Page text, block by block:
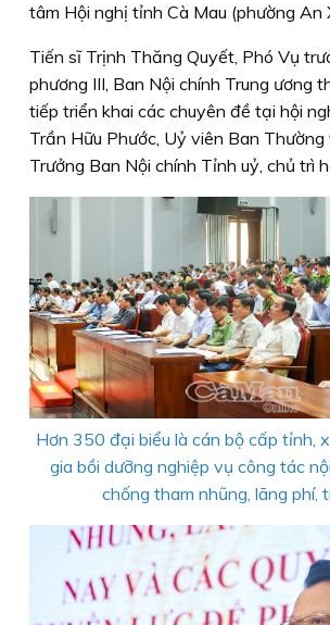
tâm Hội nghị tỉnh Cà Mau (phường An
Tiến sĩ Trịnh Thăng Quyết, Phó Vụ
phương III, Ban Nội chính Trung ương
tiếp triển khai các chuyên đề tại hội
Trần Hữu Phước, Uỷ viên Ban Thường
Trưởng Ban Nội chính Tỉnh uỷ, chủ trì
Hơn 350 đại biểu là cán bộ cấp tỉnh,
gia bồi dưỡng nghiệp vụ công tác
chống tham nhũng, lãng phí,